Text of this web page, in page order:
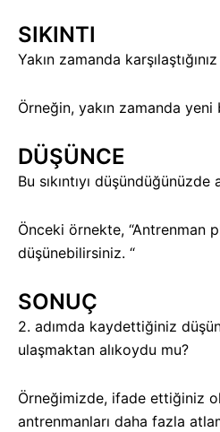
SIKINTI
Yakın zamanda
Örneğin, yakın zamanda yeni
DÜŞÜNCE
Bu sıkıntıyı
Önceki örnekte, “Antrenman
düşünebilirsiniz. “
SONUÇ
2. adımda kaydettiğiniz
ulaşmaktan alıkoydu mu?
Örneğimizde, ifade ettiğiniz
antrenmanları daha fazla